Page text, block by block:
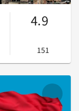
4.9
151